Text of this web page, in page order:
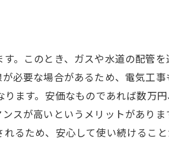
。このとき、ガスや水道の配管を
必要な場合があるため、電気工事
ます。安価なものであれば数万
スが高いというメリットがありま
るため、安心して使い続けること